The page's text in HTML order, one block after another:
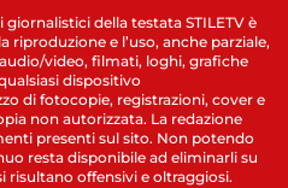
della testata STILETV è
riproduzione e l’uso, anche parziale,
video, filmati, loghi, grafiche
dispositivo
di fotocopie, registrazioni, cover e
non autorizzata. La redazione
presenti sul sito. Non potendo
resta disponibile ad eliminarli su
risultano offensivi e oltraggiosi.